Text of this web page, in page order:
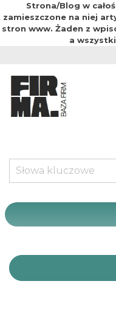
Strona/Blog w
zamieszczone na niej
stron www. Żaden z
a
treści